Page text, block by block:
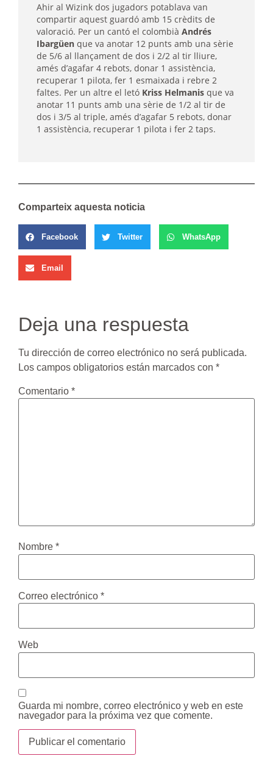
Ahir al Wizink dos jugadors potablava van
compartir aquest guardó amb 15 crèdits de
valoració. Per un cantó el colombià Andrés
Ibargüen que va anotar 12 punts amb una sèrie
de 5/6 al llançament de dos i 2/2 al tir lliure,
amés d’agafar 4 rebots, donar 1 assistència,
recuperar 1 pilota, fer 1 esmaixada i rebre 2
faltes. Per un altre el letó Kriss Helmanis que va
anotar 11 punts amb una sèrie de 1/2 al tir de
dos i 3/5 al triple, amés d’agafar 5 rebots, donar
1 assistència, recuperar 1 pilota i fer 2 taps.
Comparteix aquesta noticia
Facebook Twitter WhatsApp
Email
Deja una respuesta
Tu dirección de correo electrónico no será publicada.
Los campos obligatorios están marcados con *
Comentario *
Nombre *
Correo electrónico *
Web
Guarda mi nombre, correo electrónico y web en este
navegador para la próxima vez que comente.